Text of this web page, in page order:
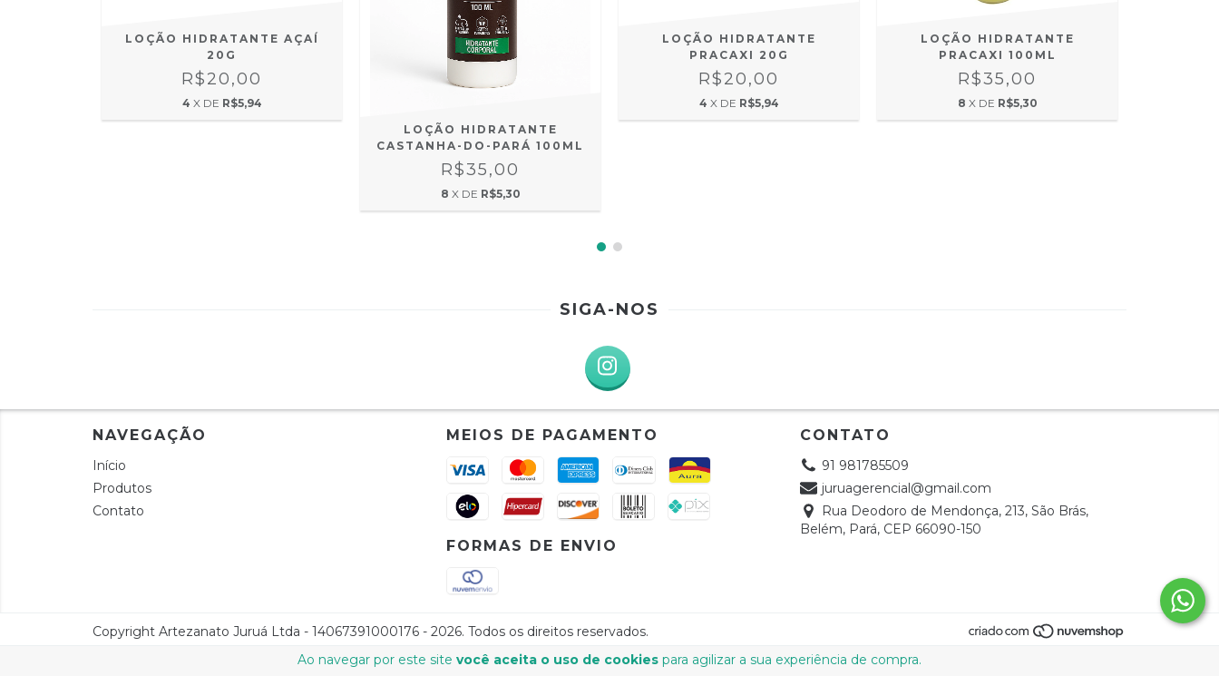
Ao navegar por este site você aceita o uso de cookies para agilizar a sua experiência de compra.
LOÇÃO HIDRATANTE AÇAÍ
20G
R$20,00
4 X DE R$5,94
LOÇÃO HIDRATANTE
CASTANHA-DO-PARÁ 100ML
R$35,00
8 X DE R$5,30
LOÇÃO HIDRATANTE
PRACAXI 20G
R$20,00
4 X DE R$5,94
LOÇÃO HIDRATANTE
PRACAXI 100ML
R$35,00
8 X DE R$5,30
SIGA-NOS
NAVEGAÇÃO
Início
Produtos
Contato
MEIOS DE PAGAMENTO
FORMAS DE ENVIO
CONTATO
91 981785509
juruagerencial@gmail.com
Rua Deodoro de Mendonça, 213, São Brás,
Belém, Pará, CEP 66090-150
Copyright Artezanato Juruá Ltda - 14067391000176 - 2026. Todos os direitos reservados.